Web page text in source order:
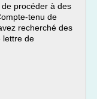
procéder à des
tenu de
recherché des
lettre de